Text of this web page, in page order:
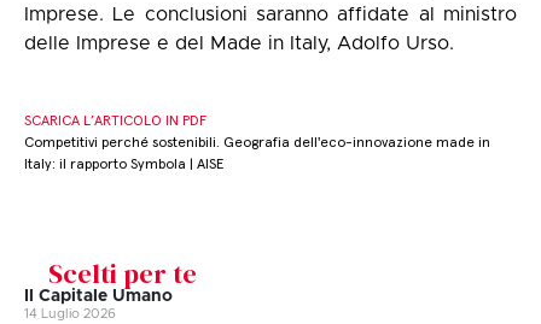
Imprese. Le conclusioni saranno affidate al ministro
delle Imprese e del Made in Italy, Adolfo Urso.
SCARICA L’ARTICOLO IN PDF
Competitivi perché sostenibili. Geografia dell'eco-innovazione made in
Italy: il rapporto Symbola | AISE
Scelti per te
Il Capitale Umano
14 Luglio 2026